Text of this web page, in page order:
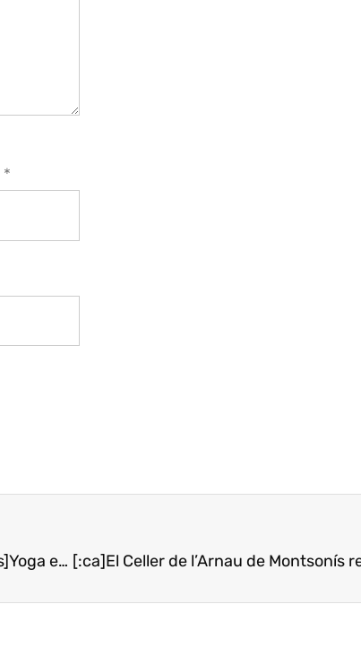
*
[:ca]Ioga entre vinyes amb Verònica Blume a Clos Pons[:es]Yoga entre viñedos con Verónica Blume en Clos Pons[:]